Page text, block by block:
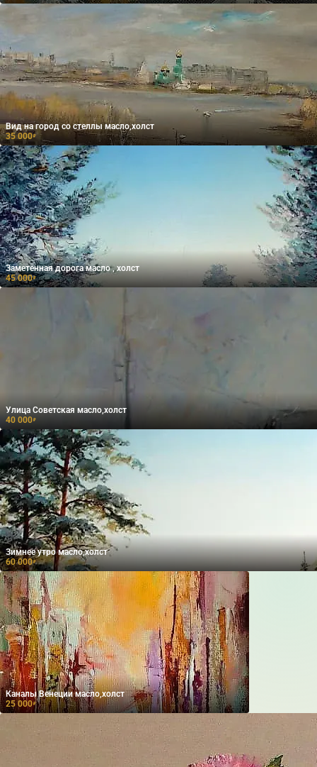
Вид на город со стеллы масло,холст
35 000₽
Заметённая дорога масло , холст
45 000₽
Улица Советская масло,холст
40 000₽
Зимнее утро масло,холст
60 000₽
Каналы Венеции масло,холст
25 000₽